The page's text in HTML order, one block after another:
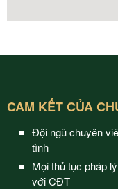
CAM KẾT CỦA
Đội ngũ chuyên
tình
Mọi thủ tục pháp
với CĐT